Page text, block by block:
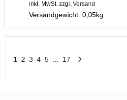
inkl. MwSt. zzgl. Versand
Versandgewicht: 0,05kg
1 2 3 4 5 17